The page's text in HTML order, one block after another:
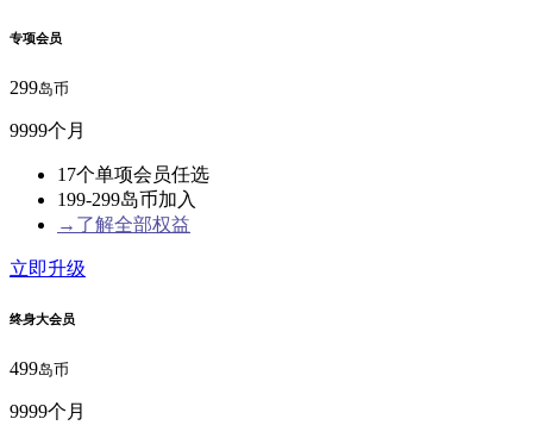
专项会员
299岛币
9999个月
17个单项会员任选
199-299岛币加入
→了解全部权益
立即升级
终身大会员
499岛币
9999个月